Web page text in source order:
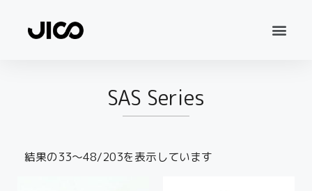
SAS Series
結果の33～48/203を表示しています